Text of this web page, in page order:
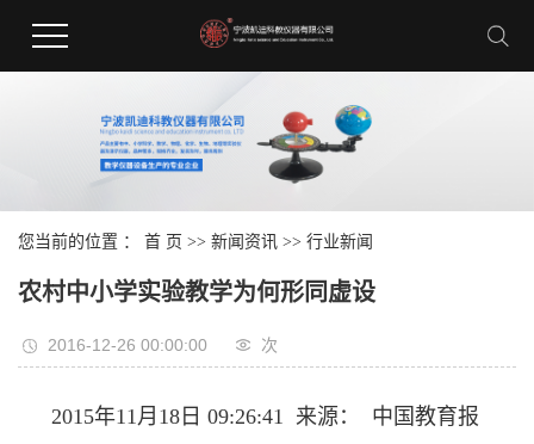
您当前的位置 ： 首 页 >> 新闻资讯 >> 行业新闻
农村中小学实验教学为何形同虚设
2016-12-26 00:00:00 次
2015年11月18日 09:26:41 来源： 中国教育报